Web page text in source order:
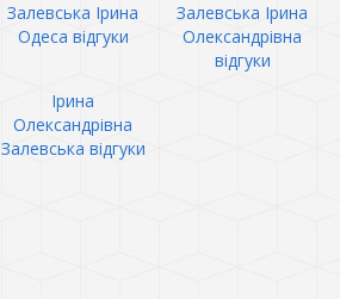
Залевська Ірина
Одеса відгуки
Залевська Ірина
Олександрівна
відгуки
Ірина
Олександрівна
Залевська відгуки